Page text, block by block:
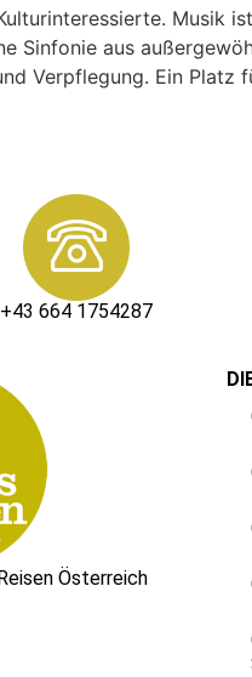
Musik
Sinfonie aus
Verpflegung. Ein Platz
+43 664 1754287
Österreich